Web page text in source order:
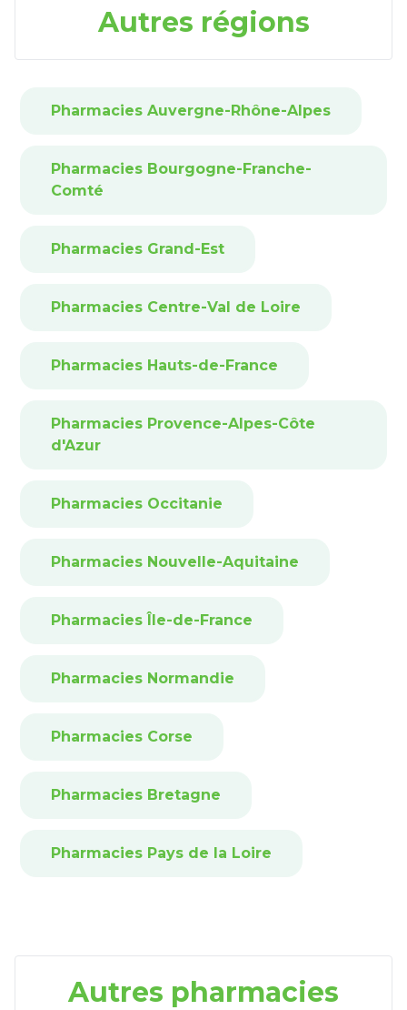
Autres régions
Pharmacies Auvergne-Rhône-Alpes
Pharmacies Bourgogne-Franche-
Comté
Pharmacies Grand-Est
Pharmacies Centre-Val de Loire
Pharmacies Hauts-de-France
Pharmacies Provence-Alpes-Côte
d'Azur
Pharmacies Occitanie
Pharmacies Nouvelle-Aquitaine
Pharmacies Île-de-France
Pharmacies Normandie
Pharmacies Corse
Pharmacies Bretagne
Pharmacies Pays de la Loire
Autres pharmacies